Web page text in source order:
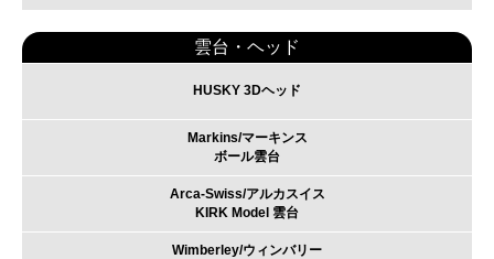
雲台・ヘッド
HUSKY 3Dヘッド
Markins/マーキンス
ボール雲台
Arca-Swiss/アルカスイス
KIRK Model 雲台
Wimberley/ウィンバリー